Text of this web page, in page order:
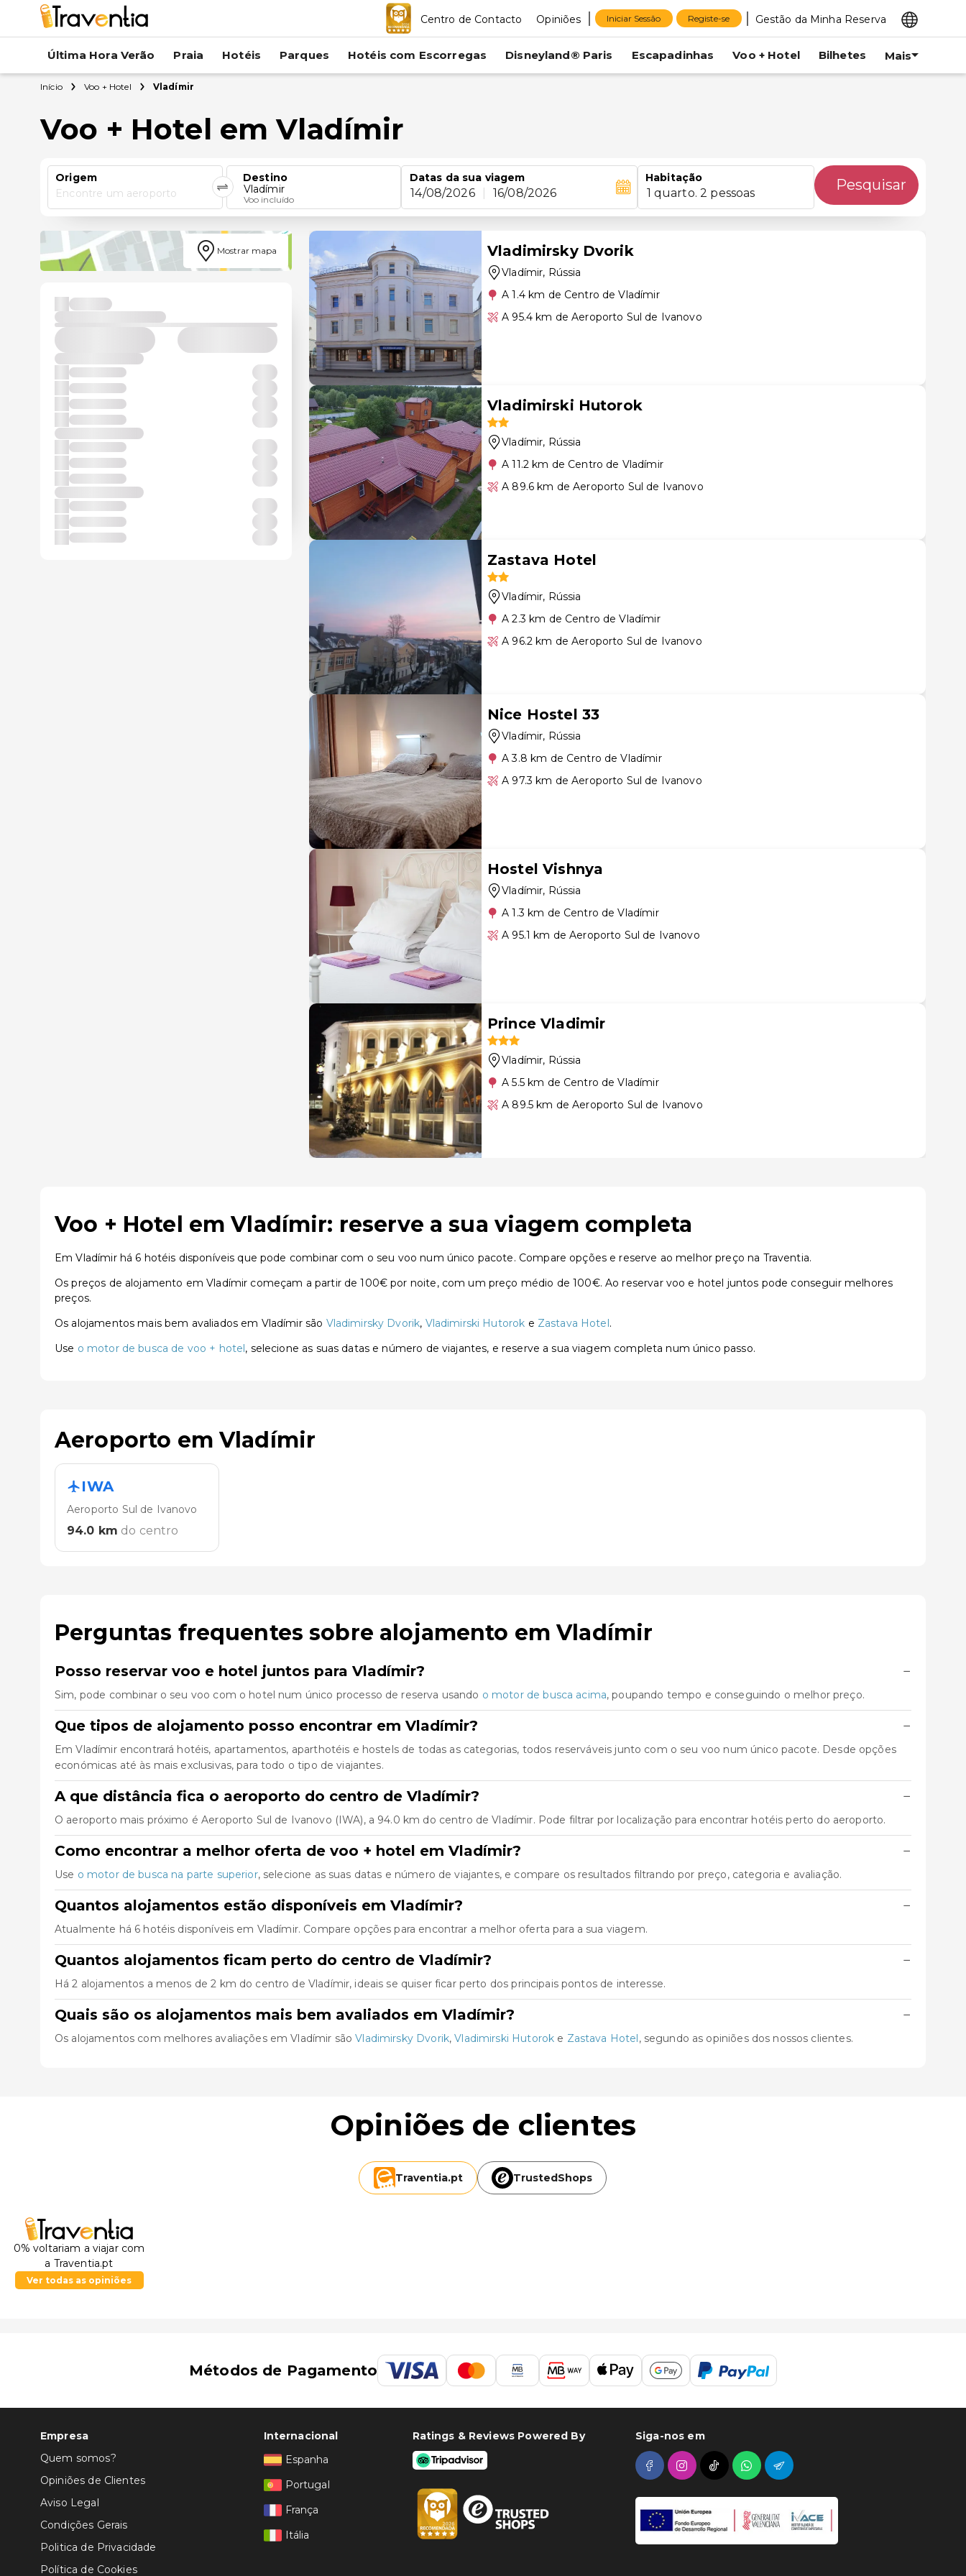
Centro de Contacto Opiniões Iniciar Sessão Registe-se Gestão da Minha Reserva
Última Hora Verão Praia Hotéis Parques Hotéis com Escorregas Disneyland® Paris Escapadinhas Voo + Hotel Bilhetes Mais
Início Voo + Hotel Vladímir
Voo + Hotel em Vladímir
Origem
Encontre um aeroporto
Destino
Vladímir
Voo incluído
Datas da sua viagem
14/08/2026 16/08/2026
Habitação
1 quarto. 2 pessoas Pesquisar
Mostrar mapa Vladimirsky Dvorik
Vladímir, Rússia
A 1.4 km de Centro de Vladímir
A 95.4 km de Aeroporto Sul de Ivanovo
Vladimirski Hutorok
Vladímir, Rússia
A 11.2 km de Centro de Vladímir
A 89.6 km de Aeroporto Sul de Ivanovo
Zastava Hotel
Vladímir, Rússia
A 2.3 km de Centro de Vladímir
A 96.2 km de Aeroporto Sul de Ivanovo
Nice Hostel 33
Vladímir, Rússia
A 3.8 km de Centro de Vladímir
A 97.3 km de Aeroporto Sul de Ivanovo
Hostel Vishnya
Vladímir, Rússia
A 1.3 km de Centro de Vladímir
A 95.1 km de Aeroporto Sul de Ivanovo
Prince Vladimir
Vladímir, Rússia
A 5.5 km de Centro de Vladímir
A 89.5 km de Aeroporto Sul de Ivanovo
Voo + Hotel em Vladímir: reserve a sua viagem completa
Em Vladímir há 6 hotéis disponíveis que pode combinar com o seu voo num único pacote. Compare opções e reserve ao melhor preço na Traventia.
Os preços de alojamento em Vladímir começam a partir de 100€ por noite, com um preço médio de 100€. Ao reservar voo e hotel juntos pode conseguir melhores
preços.
Os alojamentos mais bem avaliados em Vladímir são Vladimirsky Dvorik, Vladimirski Hutorok e Zastava Hotel.
Use o motor de busca de voo + hotel, selecione as suas datas e número de viajantes, e reserve a sua viagem completa num único passo.
Aeroporto em Vladímir
IWA
Aeroporto Sul de Ivanovo
94.0 km do centro
Perguntas frequentes sobre alojamento em Vladímir
Posso reservar voo e hotel juntos para Vladímir? −
Sim, pode combinar o seu voo com o hotel num único processo de reserva usando o motor de busca acima, poupando tempo e conseguindo o melhor preço.
Que tipos de alojamento posso encontrar em Vladímir? −
Em Vladímir encontrará hotéis, apartamentos, aparthotéis e hostels de todas as categorias, todos reserváveis junto com o seu voo num único pacote. Desde opções
económicas até às mais exclusivas, para todo o tipo de viajantes.
A que distância fica o aeroporto do centro de Vladímir? −
O aeroporto mais próximo é Aeroporto Sul de Ivanovo (IWA), a 94.0 km do centro de Vladímir. Pode filtrar por localização para encontrar hotéis perto do aeroporto.
Como encontrar a melhor oferta de voo + hotel em Vladímir? −
Use o motor de busca na parte superior, selecione as suas datas e número de viajantes, e compare os resultados filtrando por preço, categoria e avaliação.
Quantos alojamentos estão disponíveis em Vladímir? −
Atualmente há 6 hotéis disponíveis em Vladímir. Compare opções para encontrar a melhor oferta para a sua viagem.
Quantos alojamentos ficam perto do centro de Vladímir? −
Há 2 alojamentos a menos de 2 km do centro de Vladímir, ideais se quiser ficar perto dos principais pontos de interesse.
Quais são os alojamentos mais bem avaliados em Vladímir? −
Os alojamentos com melhores avaliações em Vladímir sãoVladimirsky Dvorik,Vladimirski Hutorok e Zastava Hotel, segundo as opiniões dos nossos clientes.
Opiniões de clientes
Traventia.pt TrustedShops
0% voltariam a viajar com
a Traventia.pt
Ver todas as opiniões
Métodos de Pagamento
Empresa
Quem somos?
Opiniões de Clientes
Aviso Legal
Condições Gerais
Politica de Privacidade
Política de Cookies
Internacional
Espanha
Portugal
França
Itália
Ratings & Reviews Powered By Siga-nos em